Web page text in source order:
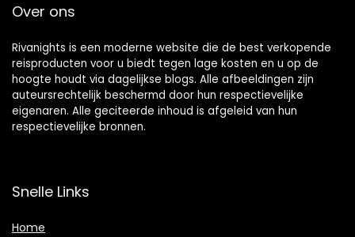
Over ons
Rivanights is een moderne website die de best verkopende
reisproducten voor u biedt tegen lage kosten en u op de
hoogte houdt via dagelijkse blogs. Alle afbeeldingen zijn
auteursrechtelijk beschermd door hun respectievelijke
eigenaren. Alle geciteerde inhoud is afgeleid van hun
respectievelijke bronnen.
Snelle Links
Home